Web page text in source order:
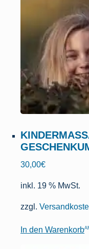
30,00€
inkl. 19 % MwSt.
zzgl.
In den Warenkorb